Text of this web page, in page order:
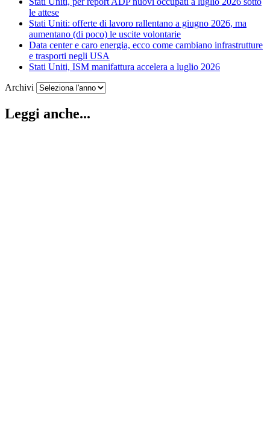
le attese
Stati Uniti: offerte di lavoro rallentano a giugno 2026, ma
aumentano (di poco) le uscite volontarie
Data center e caro energia, ecco come cambiano infrastrutture
e trasporti negli USA
Stati Uniti, ISM manifattura accelera a luglio 2026
Archivi
Leggi anche...